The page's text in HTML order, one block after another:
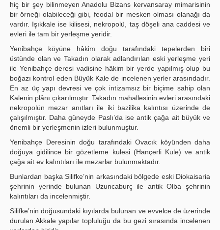
hiç bir şey bilinmeyen Anadolu Bizans kervansaray mimarisinin
bir örneği olabileceği gibi, feodal bir mesken olması olanağı da
vardır. Işıkkale ise kilisesi, nekropolü, taş döşeli ana caddesi ve
evleri ile tam bir yerleşme yeridir.
Yenibahçe köyüne hâkim doğu tarafındaki tepelerden biri
üstünde olan ve Takadın olarak adlandırılan eski yerleşme yeri
ile Yenibahçe deresi vadisine hâkim bir yerde yapılmış olup bu
boğazı kontrol eden Büyük Kale de incelenen yerler arasındadır.
En az üç yapı devresi ve çok intizamsız bir biçime sahip olan
Kalenin plânı çıkarılmıştır. Takadın mahallesinin evleri arasındaki
nekropolün mezar anıtları ile iki bazilika kalıntısı üzerinde de
çalışılmıştır. Daha güneyde Paslı’da ise antik çağa ait büyük ve
önemli bir yerleşmenin izleri bulunmuştur.
Yenibahçe Deresinin doğu tarafındaki Ovacık köyünden daha
doğuya gidilince bir gözetleme kulesi (Hançerli Kule) ve antik
çağa ait ev kalıntıları ile mezarlar bulunmaktadır.
Bunlardan başka Silifke’nin arkasındaki bölgede eski Diokaisaria
şehrinin yerinde bulunan Uzuncaburç ile antik Olba şehrinin
kalıntıları da incelenmiştir.
Silifke’nin doğusundaki kıyılarda bulunan ve evvelce de üzerinde
durulan Akkale yapılar topluluğu da bu gezi sırasında incelenen